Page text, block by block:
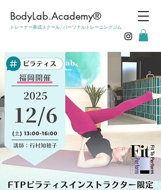
​BodyLab.Academy®︎
トレーナー養成スクール/パーソナルトレーニングジム